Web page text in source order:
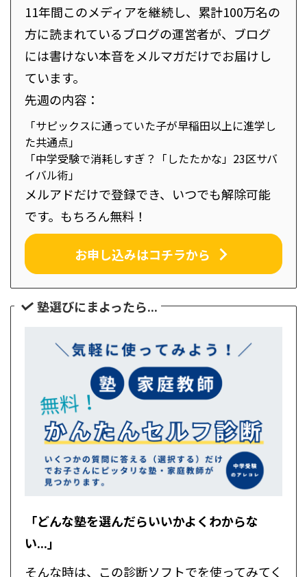
11年間このメディアを継続し、累計100万名の
方に読まれているブログの運営者が、ブログ
には書けない本音をメルマガだけでお届けし
ています。
先週の内容：
「サピックスに通っていた子が早稲田以上に進学し
た共通点」
「中学受験で消耗しすぎ？「したたかな」23区サバ
イバル術」
メルアドだけで登録でき、いつでも解除可能
です。もちろん無料！
お申し込みはコチラから
塾選びにまよったら...
「どんな塾を選んだらいいかよくわからな
い...」
そんな時は、この診断ソフトでを使ってみてく